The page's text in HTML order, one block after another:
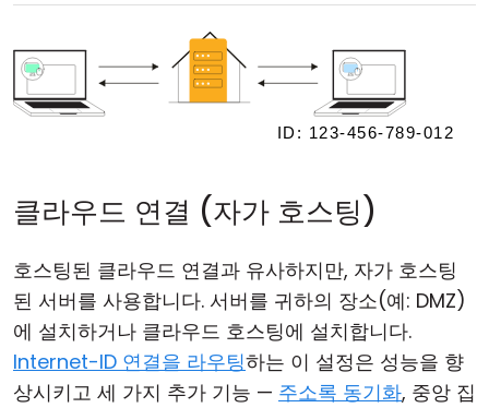
클라우드 연결 (자가 호스팅)
호스팅된 클라우드 연결과 유사하지만, 자가 호스팅
된 서버를 사용합니다. 서버를 귀하의 장소(예: DMZ)
에 설치하거나 클라우드 호스팅에 설치합니다.
Internet-ID 연결을 라우팅하는 이 설정은 성능을 향
상시키고 세 가지 추가 기능 — 주소록 동기화, 중앙 집